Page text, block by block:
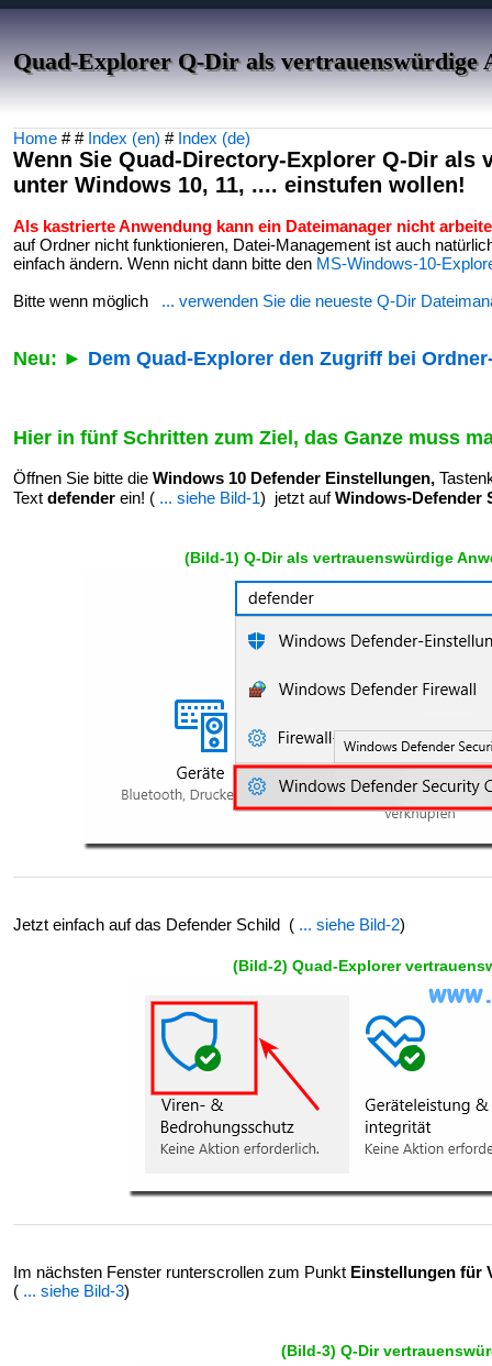
Quad-Explorer Q-Dir als vertrauenswürdige
Home # # Index (en) # Index (de)
Wenn Sie Quad-Directory-Explorer Q-Dir als
unter Windows 10, 11, .... einstufen wollen!
Als kastrierte Anwendung kann ein Dateimanager nicht
auf Ordner nicht funktionieren, Datei-Management ist auch
einfach ändern. Wenn nicht dann bitte den MS-Windows-10-
Bitte wenn möglich
... verwenden Sie die neueste Q-Dir
Neu: ► Dem Quad-Explorer den Zugriff bei
Hier in fünf Schritten zum Ziel, das Ganze muss
Öffnen Sie bitte die Windows 10 Defender Einstellungen,
Text defender ein! ( ... siehe Bild-1) jetzt aufWindows-Defender
(Bild-1) Q-Dir als vertrauenswürdige
Jetzt einfach auf das Defender Schild ( ... siehe Bild-2)
(Bild-2) Quad-Explorer
Im nächsten Fenster runterscrollen zum Punkt Einstellungen für
( ... siehe Bild-3)
(Bild-3) Q-Dir